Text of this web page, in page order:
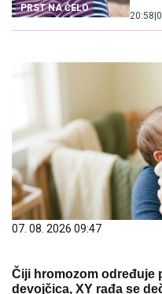
PRST NA ČELO
20:58 0
07. 08. 2026 09:47
Čiji hromozom određuje
devojčica, XY rađa se